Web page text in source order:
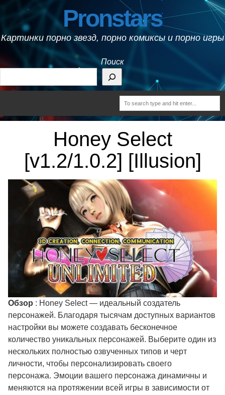
Pronstars
Картинки порно звезд, порно комиксы и порно игры
Поиск
Honey Select
[v1.2/1.0.2] [Illusion]
Обзор : Honey Select — идеальный создатель
персонажей. Благодаря тысячам доступных вариантов
настройки вы можете создавать бесконечное
количество уникальных персонажей. Выберите один из
нескольких полностью озвученных типов и черт
личности, чтобы персонализировать своего
персонажа. Эмоции вашего персонажа динамичны и
меняются на протяжении всей игры в зависимости от